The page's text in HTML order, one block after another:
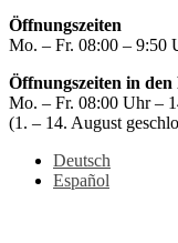
Öffnungszeiten
Mo. – Fr. 08:00 – 9:50
Öffnungszeiten in den
Mo. – Fr. 08:00 Uhr –
(1. – 14. August
Deutsch
Español